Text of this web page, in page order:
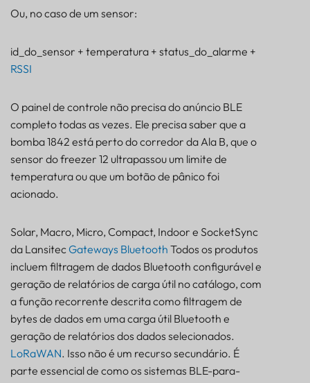
Ou, no caso de um sensor:
id_do_sensor + temperatura + status_do_alarme +
RSSI
O painel de controle não precisa do anúncio BLE
completo todas as vezes. Ele precisa saber que a
bomba 1842 está perto do corredor da Ala B, que o
sensor do freezer 12 ultrapassou um limite de
temperatura ou que um botão de pânico foi
acionado.
Solar, Macro, Micro, Compact, Indoor e SocketSync
da LansitecGateways Bluetooth Todos os produtos
incluem filtragem de dados Bluetooth configurável e
geração de relatórios de carga útil no catálogo, com
a função recorrente descrita como filtragem de
bytes de dados em uma carga útil Bluetooth e
geração de relatórios dos dados selecionados.
LoRaWAN. Isso não é um recurso secundário. É
parte essencial de como os sistemas BLE-para-